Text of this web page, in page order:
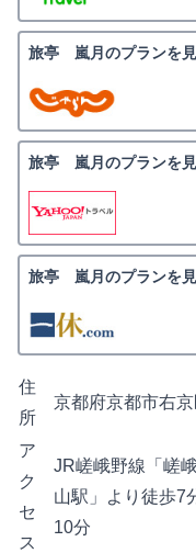
旅亭 嵐月のプランを
旅亭 嵐月のプランを
旅亭 嵐月のプランを
住
所
京都府京都市右
ア
ク
セ
ス
JR嵯峨野線「嵯
山駅」より徒歩7
10分